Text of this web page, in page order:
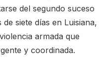
del segundo suceso
siete días en Luisiana,
armada que
y coordinada.